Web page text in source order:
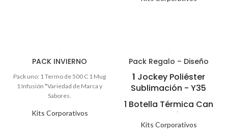
PACK INVIERNO
Kits Corporativos
Pack Regalo – Diseño
Kits Corporativos
1 Jockey Poliéster
Sublimación - Y35
1 Botella Térmica Can
Sublimación - Y11
1 Tarjeta de Saludo.